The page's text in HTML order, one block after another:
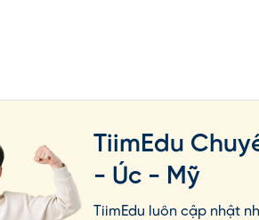
bạn tự chọn trong thời gian
DSH
nên ứng viên phải theo học
TiimEdu
- Úc - Mỹ
TiimEdu luôn cập nhật